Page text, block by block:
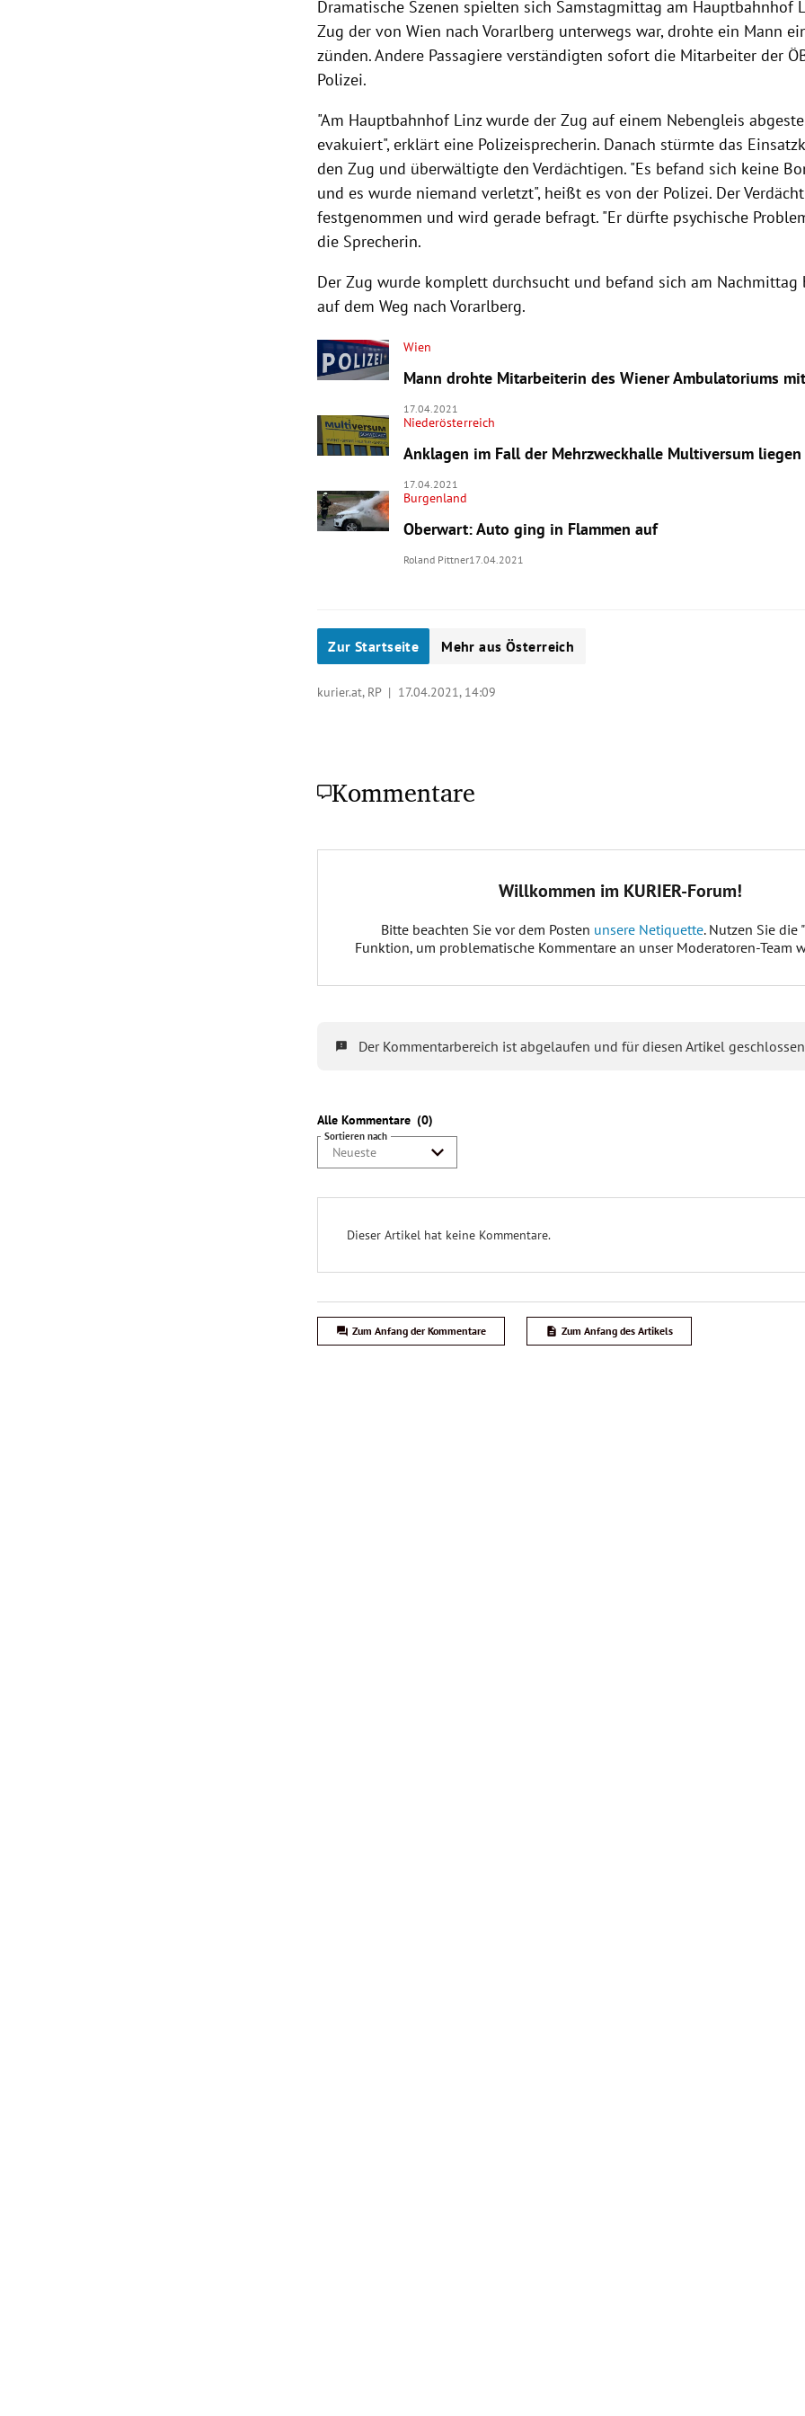
Dramatische Szenen spielten sich Samstagmittag am Hauptbahnhof
Zug der von Wien nach Vorarlberg unterwegs war, drohte ein Mann
zünden. Andere Passagiere verständigten sofort die Mitarbeiter der
Polizei.
"Am Hauptbahnhof Linz wurde der Zug auf einem Nebengleis
evakuiert", erklärt eine Polizeisprecherin. Danach stürmte das
den Zug und überwältigte den Verdächtigen. "Es befand sich keine
und es wurde niemand verletzt", heißt es von der Polizei. Der
festgenommen und wird gerade befragt. "Er dürfte psychische
die Sprecherin.
Der Zug wurde komplett durchsucht und befand sich am Nachmittag
auf dem Weg nach Vorarlberg.
Wien
Mann drohte Mitarbeiterin des Wiener Ambulatoriums
17.04.2021
Niederösterreich
Anklagen im Fall der Mehrzweckhalle Multiversum
17.04.2021
Burgenland
Oberwart: Auto ging in Flammen auf
Roland Pittner17.04.2021
Zur Startseite Mehr aus Österreich
kurier.at, RP | 17.04.2021, 14:09
Kommentare